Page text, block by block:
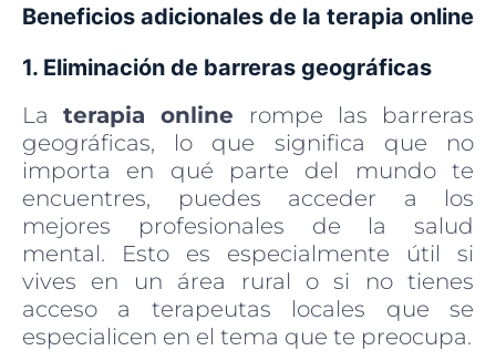
Beneficios adicionales de la terapia online
1. Eliminación de barreras geográficas
Laterapia online rompe las barreras
geográficas, lo que significa que no
importa en qué parte del mundo te
encuentres, puedes acceder a los
mejores profesionales de la salud
mental. Esto es especialmente útil si
vives en un área rural o si no tienes
acceso a terapeutas locales que se
especialicen en el tema que te preocupa.